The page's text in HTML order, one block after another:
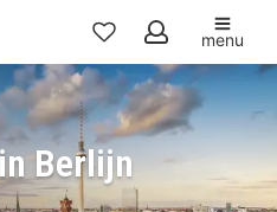
Mijn
favorieten
menu
Berlijn